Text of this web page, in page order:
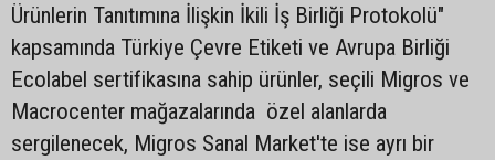
Ürünlerin Tanıtımına İlişkin İkili İş Birliği Protokolü"
kapsamında Türkiye Çevre Etiketi ve Avrupa Birliği
Ecolabel sertifikasına sahip ürünler, seçili Migros ve
Macrocenter mağazalarında özel alanlarda
sergilenecek, Migros Sanal Market'te ise ayrı bir